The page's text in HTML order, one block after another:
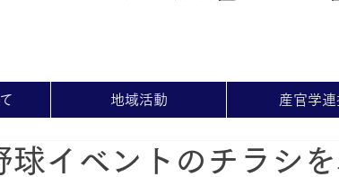
地域活動 産官学連
球イベントのチラシ